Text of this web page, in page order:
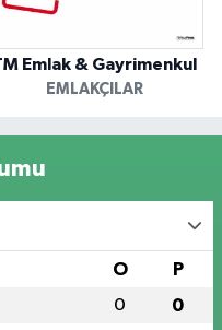
Emlak & Gayrimenkul
EMLAKÇILAR
O P
0 0